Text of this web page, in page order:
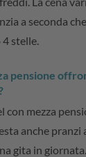
a seconda
stelle.
pensione
con mezza
anche pranzi
gita in